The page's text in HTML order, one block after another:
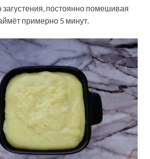
загустения, постоянно помешивая
примерно 5 минут.